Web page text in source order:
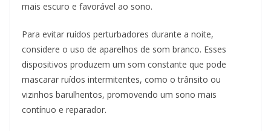
mais escuro e favorável ao sono.
Para evitar ruídos perturbadores durante a noite,
considere o uso de aparelhos de som branco. Esses
dispositivos produzem um som constante que pode
mascarar ruídos intermitentes, como o trânsito ou
vizinhos barulhentos, promovendo um sono mais
contínuo e reparador.